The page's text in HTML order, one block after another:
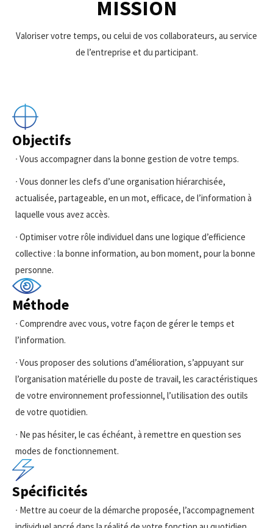
MISSION
Valoriser votre temps, ou celui de vos collaborateurs, au service
de l’entreprise et du participant.
Objectifs
∙ Vous accompagner dans la bonne gestion de votre temps.
∙ Vous donner les clefs d’une organisation hiérarchisée,
actualisée, partageable, en un mot, efficace, de l’information à
laquelle vous avez accès.
∙ Optimiser votre rôle individuel dans une logique d’efficience
collective : la bonne information, au bon moment, pour la bonne
personne.
Méthode
∙ Comprendre avec vous, votre façon de gérer le temps et
l’information.
∙ Vous proposer des solutions d’amélioration, s’appuyant sur
l’organisation matérielle du poste de travail, les caractéristiques
de votre environnement professionnel, l’utilisation des outils
de votre quotidien.
∙ Ne pas hésiter, le cas échéant, à remettre en question ses
modes de fonctionnement.
Spécificités
∙ Mettre au coeur de la démarche proposée, l’accompagnement